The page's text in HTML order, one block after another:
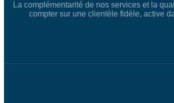
La complémentarité de nos services et la
compter sur une clientèle fidèle, active